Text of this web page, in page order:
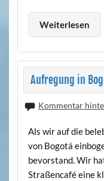
Weiterlesen
Aufregung in
Kommentar
Als wir auf die
von Bogotá
bevorstand. Wir
Straßencafé eine